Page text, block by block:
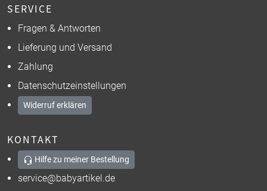
SERVICE
Fragen & Antworten
Lieferung und Versand
Zahlung
Datenschutzeinstellungen
Widerruf erklären
KONTAKT
Hilfe zu meiner Bestellung
service@babyartikel.de